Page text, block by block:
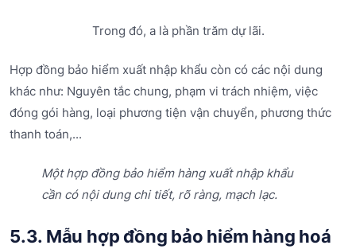
Trong đó, a là phần trăm dự lãi.
Hợp đồng bảo hiểm xuất nhập khẩu còn có các nội dung
khác như: Nguyên tắc chung, phạm vi trách nhiệm, việc
đóng gói hàng, loại phương tiện vận chuyển, phương thức
thanh toán,...
Một hợp đồng bảo hiểm hàng xuất nhập khẩu
cần có nội dung chi tiết, rõ ràng, mạch lạc.
5.3. Mẫu hợp đồng bảo hiểm hàng hoá